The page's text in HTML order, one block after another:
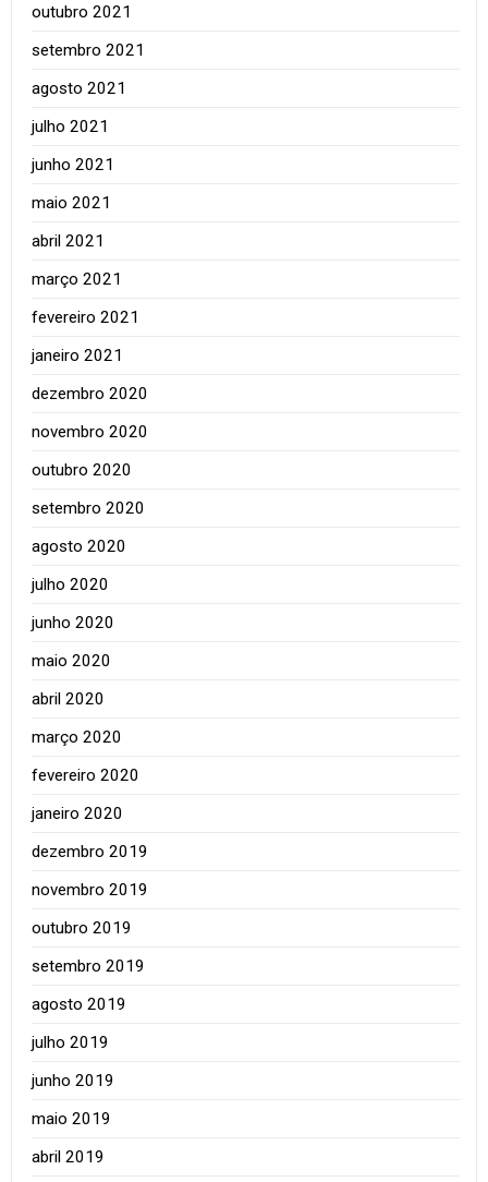
outubro 2021
setembro 2021
agosto 2021
julho 2021
junho 2021
maio 2021
abril 2021
março 2021
fevereiro 2021
janeiro 2021
dezembro 2020
novembro 2020
outubro 2020
setembro 2020
agosto 2020
julho 2020
junho 2020
maio 2020
abril 2020
março 2020
fevereiro 2020
janeiro 2020
dezembro 2019
novembro 2019
outubro 2019
setembro 2019
agosto 2019
julho 2019
junho 2019
maio 2019
abril 2019